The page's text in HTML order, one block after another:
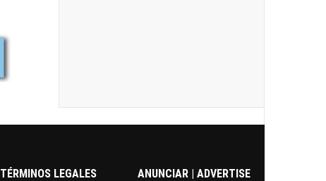
TÉRMINOS LEGALES ANUNCIAR | ADVERTISE